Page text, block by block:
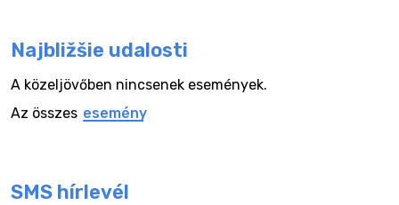
Najbližšie udalosti
A közeljövőben nincsenek események.
Az összes esemény
SMS hírlevél